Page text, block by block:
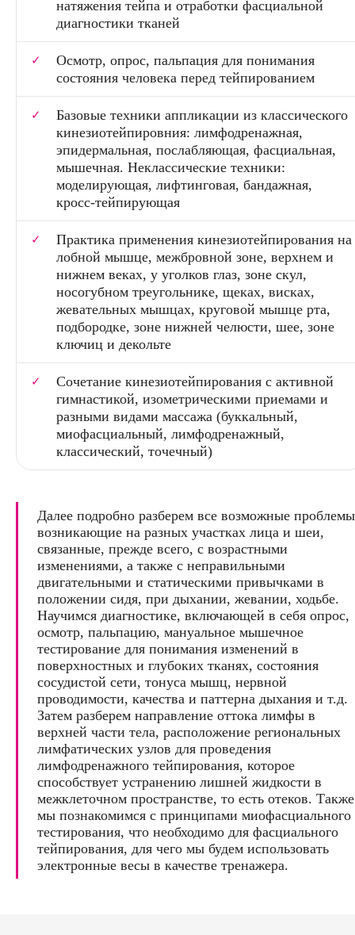
натяжения тейпа и отработки фасциальной
диагностики тканей
Осмотр, опрос, пальпация для понимания
состояния человека перед тейпированием
Базовые техники аппликации из классического
кинезиотейпировния: лимфодренажная,
эпидермальная, послабляющая, фасциальная,
мышечная. Неклассические техники:
моделирующая, лифтинговая, бандажная,
кросс-тейпирующая
Практика применения кинезиотейпирования на
лобной мышце, межбровной зоне, верхнем и
нижнем веках, у уголков глаз, зоне скул,
носогубном треугольнике, щеках, висках,
жевательных мышцах, круговой мышце рта,
подбородке, зоне нижней челюсти, шее, зоне
ключиц и декольте
Сочетание кинезиотейпирования с активной
гимнастикой, изометрическими приемами и
разными видами массажа (буккальный,
миофасциальный, лимфодренажный,
классический, точечный)
Далее подробно разберем все возможные
возникающие на разных участках лица и шеи,
связанные, прежде всего, с возрастными
изменениями, а также с неправильными
двигательными и статическими привычками в
положении сидя, при дыхании, жевании, ходьбе.
Научимся диагностике, включающей в себя опрос,
осмотр, пальпацию, мануальное мышечное
тестирование для понимания изменений в
поверхностных и глубоких тканях, состояния
сосудистой сети, тонуса мышц, нервной
проводимости, качества и паттерна дыхания и т.д.
Затем разберем направление оттока лимфы в
верхней части тела, расположение региональных
лимфатических узлов для проведения
лимфодренажного тейпирования, которое
способствует устранению лишней жидкости в
межклеточном пространстве, то есть отеков. Также
мы познакомимся с принципами миофасциального
тестирования, что необходимо для фасциального
тейпирования, для чего мы будем использовать
электронные весы в качестве тренажера.